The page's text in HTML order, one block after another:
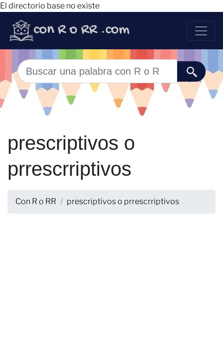
El directorio base no existe
prescriptivos o
prrescrriptivos
Con R o RR prescriptivos o prrescrriptivos